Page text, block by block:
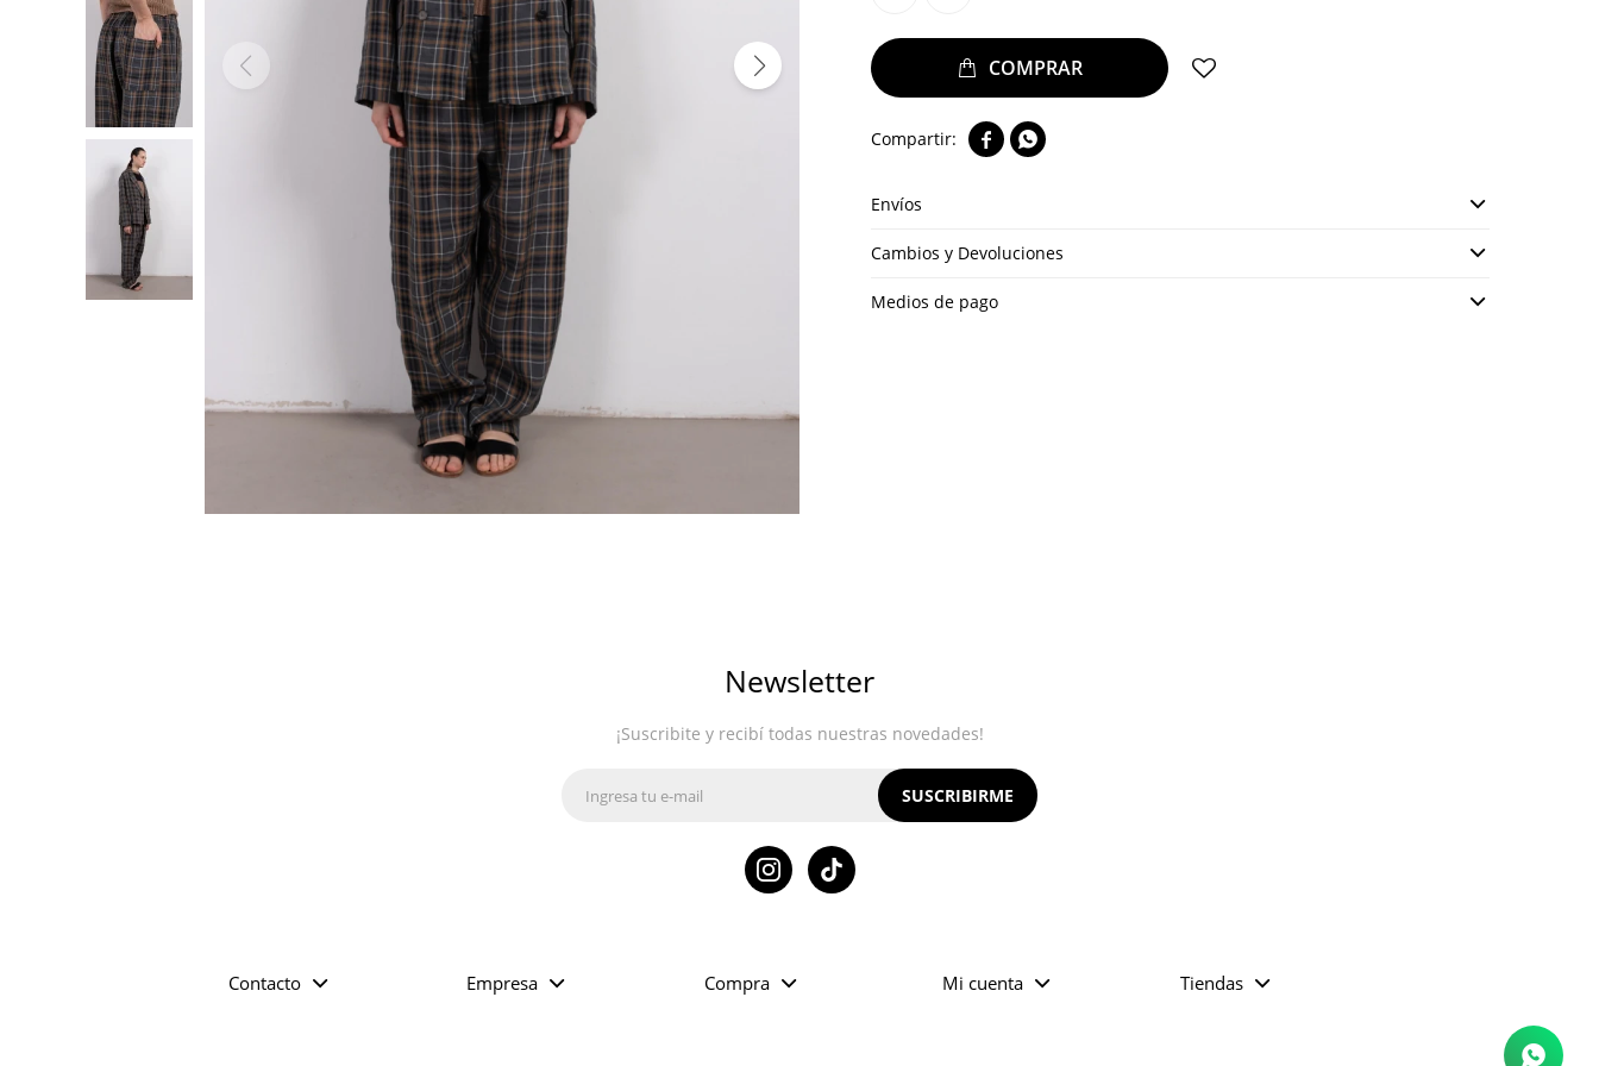
 
Envíos
Cambios y Devoluciones
Medios de pago
Contacto Empresa Compra Mi cuenta Tiendas
Newsletter
¡Suscribite y recibí todas nuestras novedades!
SUSCRIBIRME
